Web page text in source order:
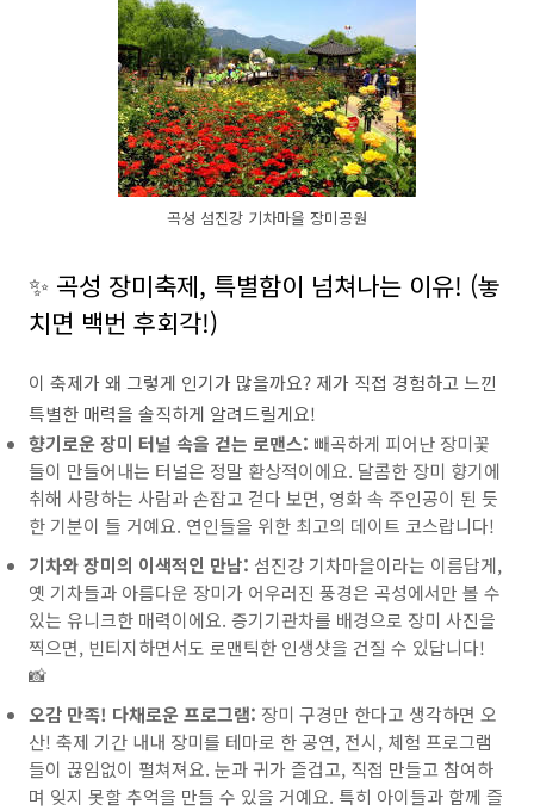
곡성 섬진강 기차마을 장미공원
✨ 곡성 장미축제, 특별함이 넘쳐나는 이유! (놓
치면 백번 후회각!)
이 축제가 왜 그렇게 인기가 많을까요? 제가 직접 경험하고 느낀
특별한 매력을 솔직하게 알려드릴게요!
향기로운 장미 터널 속을 걷는 로맨스: 빼곡하게 피어난 장미꽃
들이 만들어내는 터널은 정말 환상적이에요. 달콤한 장미 향기에
취해 사랑하는 사람과 손잡고 걷다 보면, 영화 속 주인공이 된 듯
한 기분이 들 거예요. 연인들을 위한 최고의 데이트 코스랍니다!
기차와 장미의 이색적인 만남: 섬진강 기차마을이라는 이름답게,
옛 기차들과 아름다운 장미가 어우러진 풍경은 곡성에서만 볼 수
있는 유니크한 매력이에요. 증기기관차를 배경으로 장미 사진을
찍으면, 빈티지하면서도 로맨틱한 인생샷을 건질 수 있답니다!
📸
오감 만족! 다채로운 프로그램: 장미 구경만 한다고 생각하면 오
산! 축제 기간 내내 장미를 테마로 한 공연, 전시, 체험 프로그램
들이 끊임없이 펼쳐져요. 눈과 귀가 즐겁고, 직접 만들고 참여하
며 잊지 못할 추억을 만들 수 있을 거예요. 특히 아이들과 함께 즐